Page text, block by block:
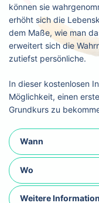
können sie
erhöht sich die
dem Maße, wie man
erweitert sich die
zutiefst persönliche.
In dieser kostenlosen
Möglichkeit, einen
Grundkurs zu
Wann
Wo
Weitere